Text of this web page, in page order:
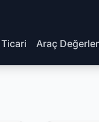
Ticari Araç